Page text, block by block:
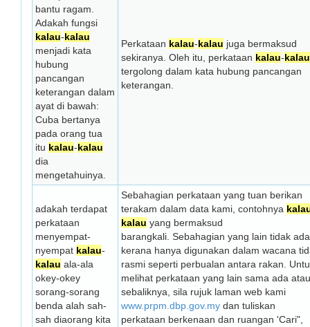
bantu ragam.
Adakah fungsi
kalau-kalau
menjadi kata
hubung
pancangan
keterangan dalam
ayat di bawah:
Cuba bertanya
pada orang tua
itu kalau-kalau
dia
mengetahuinya.
Perkataan kalau-kalau juga bermaksud
sekiranya. Oleh itu, perkataan kalau-kalau
tergolong dalam kata hubung pancangan
keterangan.
adakah terdapat
perkataan
menyempat-
nyempat kalau-
kalau ala-ala
okey-okey
sorang-sorang
benda alah sah-
sah diaorang kita
Sebahagian perkataan yang tuan berikan
terakam dalam data kami, contohnya
kalau yang bermaksud
barangkali. Sebahagian yang lain tidak ada
kerana hanya digunakan dalam wacana
rasmi seperti perbualan antara rakan.
melihat perkataan yang lain sama ada atau
sebaliknya, sila rujuk laman web kami
www.prpm.dbp.gov.my dan tuliskan
perkataan berkenaan dan ruangan 'Cari",